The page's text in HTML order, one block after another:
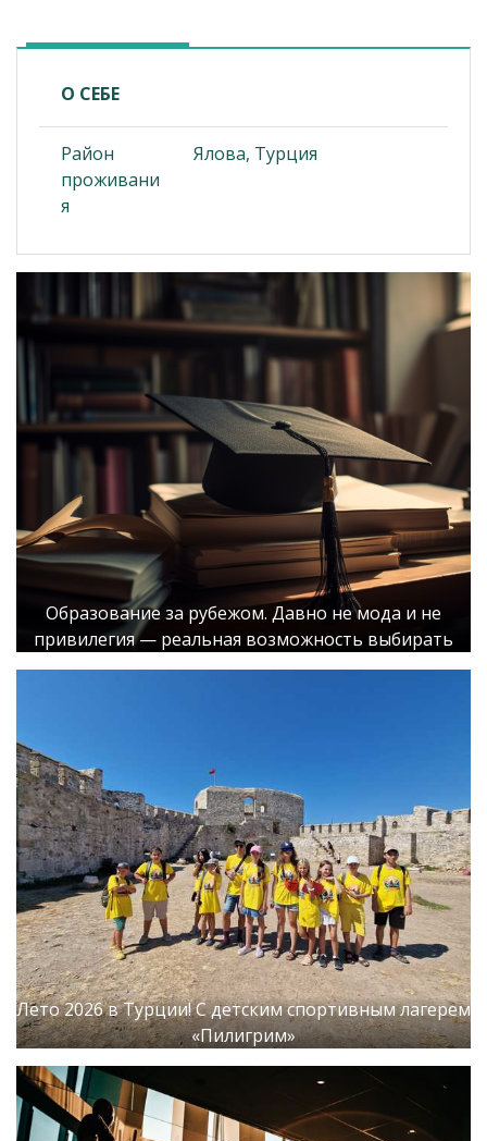
О СЕБЕ
Район
проживани
я
Ялова, Турция
Образование за рубежом. Давно не мода и не
привилегия — реальная возможность выбирать
Лето 2026 в Турции! С детским спортивным лагерем
«Пилигрим»